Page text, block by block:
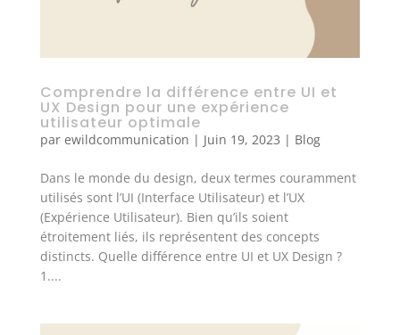
Comprendre la différence entre UI et
UX Design pour une expérience
utilisateur optimale
par ewildcommunication | Juin 19, 2023 | Blog
Dans le monde du design, deux termes couramment
utilisés sont l’UI (Interface Utilisateur) et l’UX
(Expérience Utilisateur). Bien qu’ils soient
étroitement liés, ils représentent des concepts
distincts. Quelle différence entre UI et UX Design ?
1....